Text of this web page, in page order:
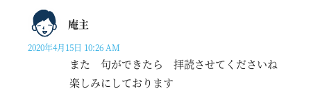
庵主
2020年4月15日 10:26 AM
また 句ができたら 拝読させてくださいね
楽しみにしております